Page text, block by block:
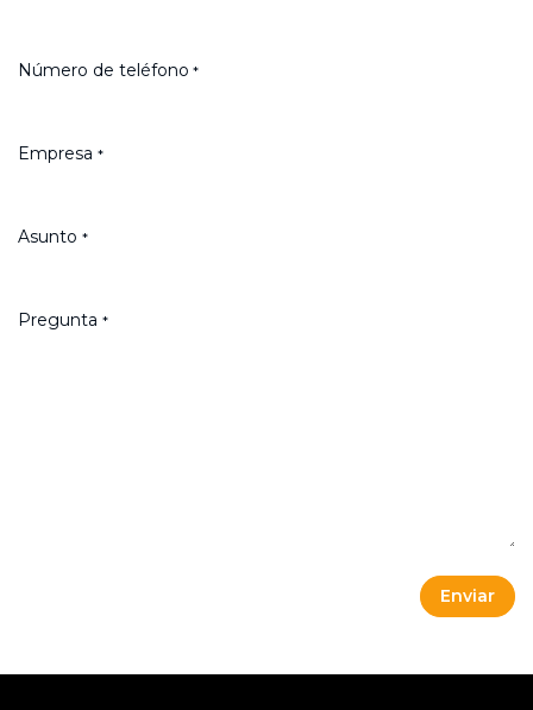
Número de teléfono *
Empresa *
Asunto *
Pregunta *
Enviar